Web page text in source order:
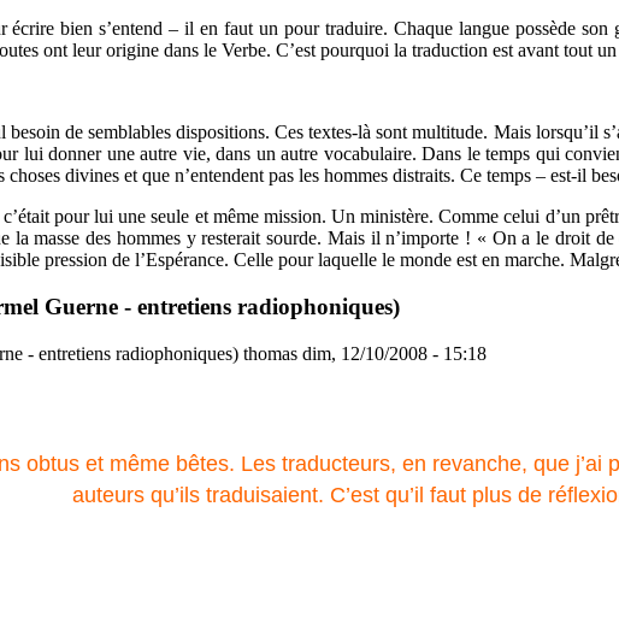
bien s’entend – il en faut un pour traduire. Chaque langue possède
ont leur origine dans le Verbe. C’est pourquoi la traduction est avant tout
de semblables dispositions. Ces textes-là sont multitude. Mais lorsqu’il
lui donner une autre vie, dans un autre vocabulaire. Dans le temps qui
divines et que n’entendent pas les hommes distraits. Ce temps – est-il
pour lui une seule et même mission. Un ministère. Comme celui d’un
la masse des hommes y resterait sourde. Mais il n’importe ! « On a le droit
pression de l’Espérance. Celle pour laquelle le monde est en marche.
Guerne - entretiens radiophoniques)
- entretiens radiophoniques) thomas dim, 12/10/2008 - 15:18
obtus et même bêtes. Les traducteurs, en revanche, que
auteurs qu’ils traduisaient. C’est qu’il faut plus de